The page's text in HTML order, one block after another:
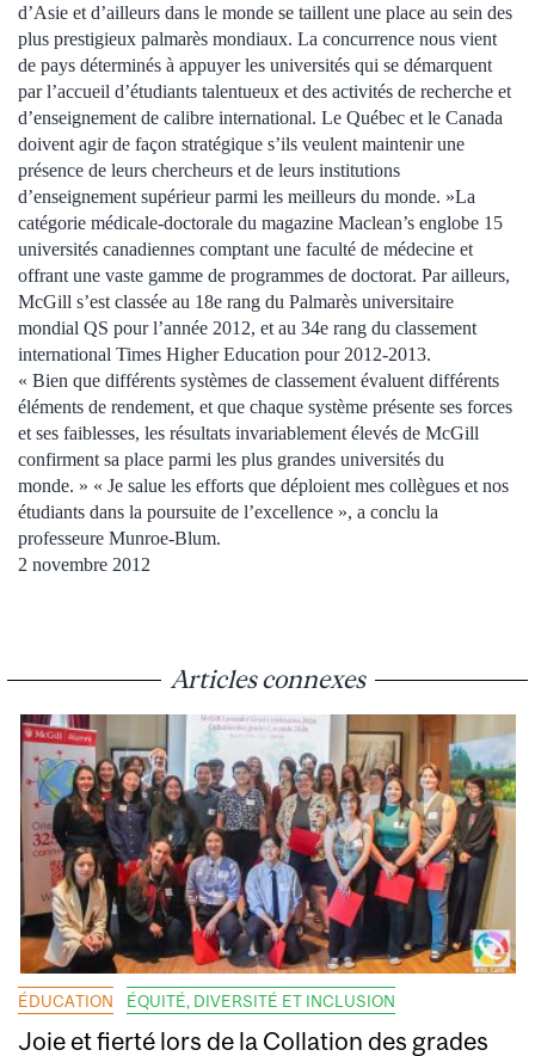
d’Asie et d’ailleurs dans le monde se taillent une place au sein des
plus prestigieux palmarès mondiaux. La concurrence nous vient
de pays déterminés à appuyer les universités qui se démarquent
par l’accueil d’étudiants talentueux et des activités de recherche et
d’enseignement de calibre international. Le Québec et le Canada
doivent agir de façon stratégique s’ils veulent maintenir une
présence de leurs chercheurs et de leurs institutions
d’enseignement supérieur parmi les meilleurs du monde. »La
catégorie médicale-doctorale du magazine Maclean’s englobe 15
universités canadiennes comptant une faculté de médecine et
offrant une vaste gamme de programmes de doctorat. Par ailleurs,
McGill s’est classée au 18e rang du Palmarès universitaire
mondial QS pour l’année 2012, et au 34e rang du classement
international Times Higher Education pour 2012-2013.
« Bien que différents systèmes de classement évaluent différents
éléments de rendement, et que chaque système présente ses forces
et ses faiblesses, les résultats invariablement élevés de McGill
confirment sa place parmi les plus grandes universités du
monde. » « Je salue les efforts que déploient mes collègues et nos
étudiants dans la poursuite de l’excellence », a conclu la
professeure Munroe-Blum.
2 novembre 2012
Articles connexes
ÉDUCATION ÉQUITÉ, DIVERSITÉ ET INCLUSION
Joie et fierté lors de la Collation des grades